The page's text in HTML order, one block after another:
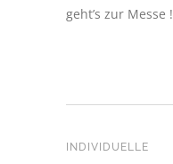
geht’s zur Messe !
INDIVIDUELLE